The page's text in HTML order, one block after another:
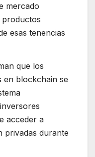
mercado
esas tenencias
que los
en blockchain se
acceder a
privadas durante